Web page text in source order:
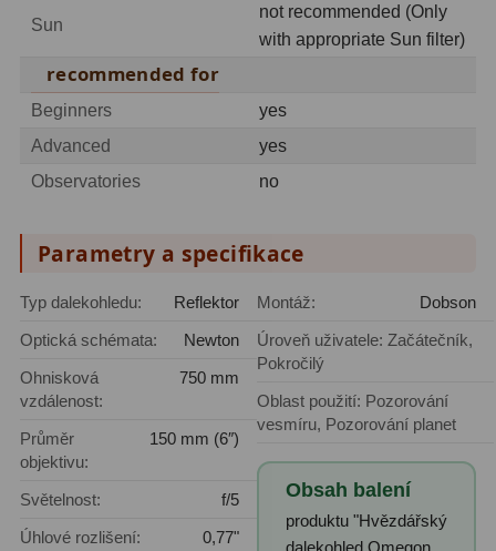
Redukce 1,25" a 2"
Zrcátka a hranoly2
Výtahy a ostření
Svítilny 5
Kufry a tašky64
Čištění
Ostatní18
Montáže
Azimutální AZ
Sun
not recommended (Only
with appropriate Sun filter)
recommended for
Beginners
yes
Advanced
yes
Observatories
no
Parametry a specifikace
Typ dalekohledu:
Reflektor
Optická schémata:
Newton
Ohnisková
vzdálenost:
750 mm
Průměr
objektivu:
150 mm (6″)
Světelnost:
f/5
Úhlové rozlišení:
0,77"
Montáž:
Dobson
Úroveň uživatele: Začátečník,
Pokročilý
Oblast použití: Pozorování
vesmíru, Pozorování planet
Obsah balení
produktu "Hvězdářský
dalekohled Omegon